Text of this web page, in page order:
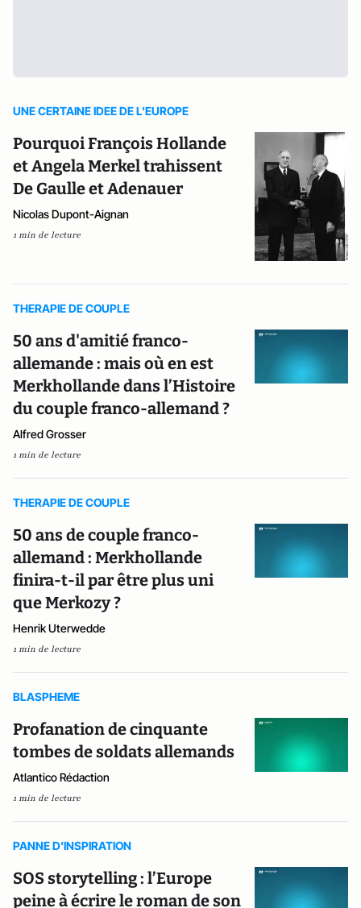
UNE CERTAINE IDEE DE L'EUROPE
Pourquoi François Hollande
et Angela Merkel trahissent
De Gaulle et Adenauer
Nicolas Dupont-Aignan
1 min de lecture
THERAPIE DE COUPLE
50 ans d'amitié franco-
allemande : mais où en est
Merkhollande dans l’Histoire
du couple franco-allemand ?
Alfred Grosser
1 min de lecture
THERAPIE DE COUPLE
50 ans de couple franco-
allemand : Merkhollande
finira-t-il par être plus uni
que Merkozy ?
Henrik Uterwedde
1 min de lecture
BLASPHEME
Profanation de cinquante
tombes de soldats allemands
Atlantico Rédaction
1 min de lecture
PANNE D'INSPIRATION
SOS storytelling : l’Europe
peine à écrire le roman de son